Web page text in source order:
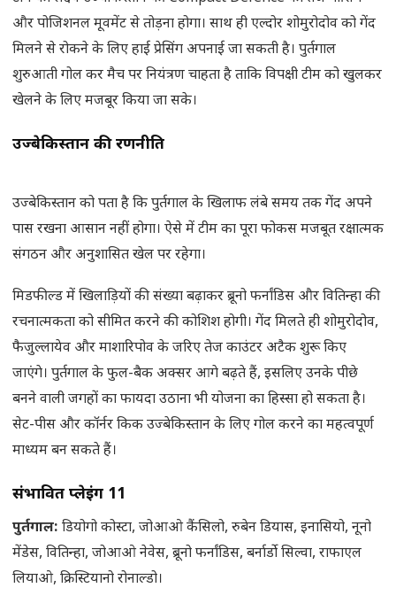
और पोजिशनल मूवमेंट से तोड़ना होगा। साथ ही एल्दोर शोमुरोदोव को गेंद
मिलने से रोकने के लिए हाई प्रेसिंग अपनाई जा सकती है। पुर्तगाल
शुरुआती गोल कर मैच पर नियंत्रण चाहता है ताकि विपक्षी टीम को खुलकर
खेलने के लिए मजबूर किया जा सके।
उज्बेकिस्तान की रणनीति
उज्बेकिस्तान को पता है कि पुर्तगाल के खिलाफ लंबे समय तक गेंद अपने
पास रखना आसान नहीं होगा। ऐसे में टीम का पूरा फोकस मजबूत रक्षात्मक
संगठन और अनुशासित खेल पर रहेगा।
मिडफील्ड में खिलाड़ियों की संख्या बढ़ाकर ब्रूनो फर्नांडिस और वितिन्हा की
रचनात्मकता को सीमित करने की कोशिश होगी। गेंद मिलते ही शोमुरोदोव,
फैजुल्लायेव और माशारिपोव के जरिए तेज काउंटर अटैक शुरू किए
जाएंगे। पुर्तगाल के फुल-बैक अक्सर आगे बढ़ते हैं, इसलिए उनके पीछे
बनने वाली जगहों का फायदा उठाना भी योजना का हिस्सा हो सकता है।
सेट-पीस और कॉर्नर किक उज्बेकिस्तान के लिए गोल करने का महत्वपूर्ण
माध्यम बन सकते हैं।
संभावित प्लेइंग 11
पुर्तगाल: डियोगो कोस्टा, जोआओ कैंसिलो, रुबेन डियास, इनासियो, नूनो
मेंडेस, वितिन्हा, जोआओ नेवेस, ब्रूनो फर्नांडिस, बर्नार्डो सिल्वा, राफाएल
लियाओ, क्रिस्टियानो रोनाल्डो।